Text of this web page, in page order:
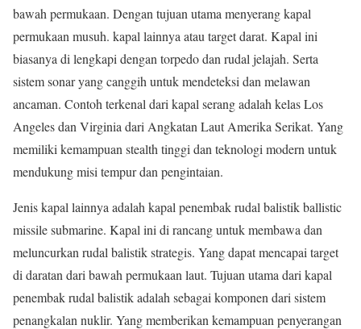
bawah permukaan. Dengan tujuan utama menyerang kapal
permukaan musuh. kapal lainnya atau target darat. Kapal ini
biasanya di lengkapi dengan torpedo dan rudal jelajah. Serta
sistem sonar yang canggih untuk mendeteksi dan melawan
ancaman. Contoh terkenal dari kapal serang adalah kelas Los
Angeles dan Virginia dari Angkatan Laut Amerika Serikat. Yang
memiliki kemampuan stealth tinggi dan teknologi modern untuk
mendukung misi tempur dan pengintaian.
Jenis kapal lainnya adalah kapal penembak rudal balistik ballistic
missile submarine. Kapal ini di rancang untuk membawa dan
meluncurkan rudal balistik strategis. Yang dapat mencapai target
di daratan dari bawah permukaan laut. Tujuan utama dari kapal
penembak rudal balistik adalah sebagai komponen dari sistem
penangkalan nuklir. Yang memberikan kemampuan penyerangan